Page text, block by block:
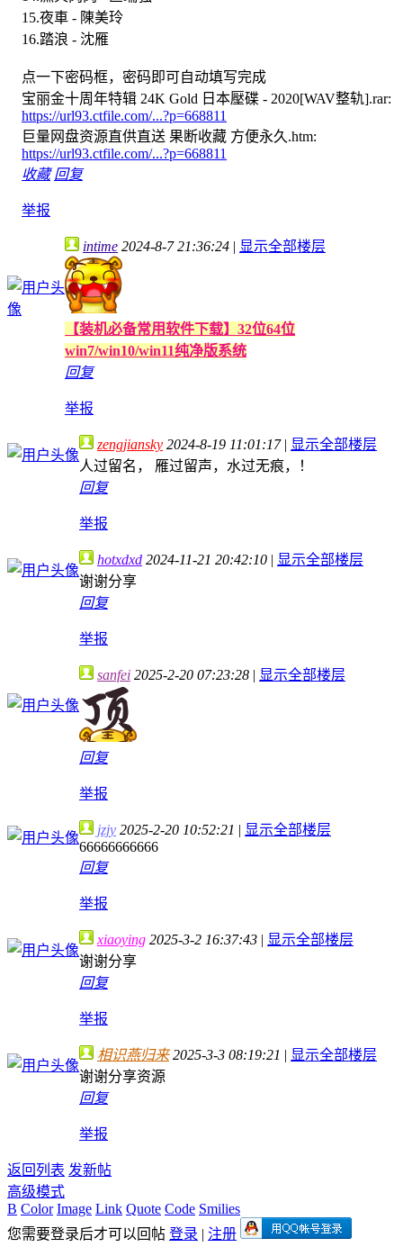
15.夜車 - 陳美玲
16.踏浪 - 沈雁
点一下密码框，密码即可自动填写完成
宝丽金十周年特辑 24K Gold 日本壓碟 - 2020[WAV整轨].rar:
https://url93.ctfile.com/...?p=668811
巨量网盘资源直供直送 果断收藏 方便永久.htm:
https://url93.ctfile.com/...?p=668811
收藏 回复
举报
intime 2024-8-7 21:36:24 | 显示全部楼层
【装机必备常用软件下载】32位64位
win7/win10/win11纯净版系统
回复
举报
zengjiansky 2024-8-19 11:01:17 | 显示全部楼层
人过留名， 雁过留声，水过无痕，！
回复
举报
hotxdxd 2024-11-21 20:42:10 | 显示全部楼层
谢谢分享
回复
举报
sanfei 2025-2-20 07:23:28 | 显示全部楼层
回复
举报
jzjy 2025-2-20 10:52:21 | 显示全部楼层
66666666666
回复
举报
xiaoying 2025-3-2 16:37:43 | 显示全部楼层
谢谢分享
回复
举报
相识燕归来2025-3-3 08:19:21 | 显示全部楼层
谢谢分享资源
回复
举报
返回列表 发新帖
高级模式
B Color Image Link Quote Code Smilies
您需要登录后才可以回帖 登录 | 注册